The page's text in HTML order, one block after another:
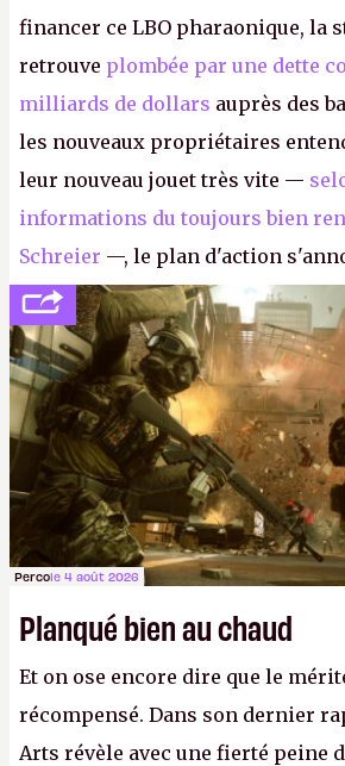
financer ce LBO pharaonique, la
retrouve plombée par une dette
milliards de dollars auprès des
les nouveaux propriétaires
leur nouveau jouet très vite —
informations du toujours bien
Schreier —, le plan d'action
réductions de coûts drastiques,
studios et licenciements massifs.
FCetBattlefield, puis virer le
Percole 4 août 2026
Planqué bien au chaud
Et on ose encore dire que le
récompensé. Dans son dernier
Arts révèle avec une fierté peine